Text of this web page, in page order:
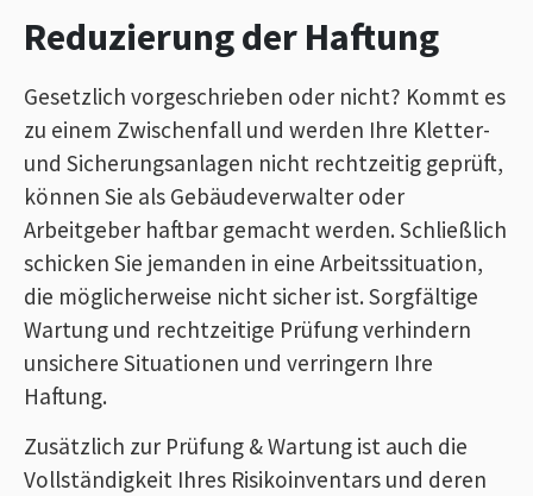
Reduzierung der Haftung
Gesetzlich vorgeschrieben oder nicht? Kommt es
zu einem Zwischenfall und werden Ihre Kletter-
und Sicherungsanlagen nicht rechtzeitig geprüft,
können Sie als Gebäudeverwalter oder
Arbeitgeber haftbar gemacht werden. Schließlich
schicken Sie jemanden in eine Arbeitssituation,
die möglicherweise nicht sicher ist. Sorgfältige
Wartung und rechtzeitige Prüfung verhindern
unsichere Situationen und verringern Ihre
Haftung.
Zusätzlich zur Prüfung & Wartung ist auch die
Vollständigkeit Ihres Risikoinventars und deren